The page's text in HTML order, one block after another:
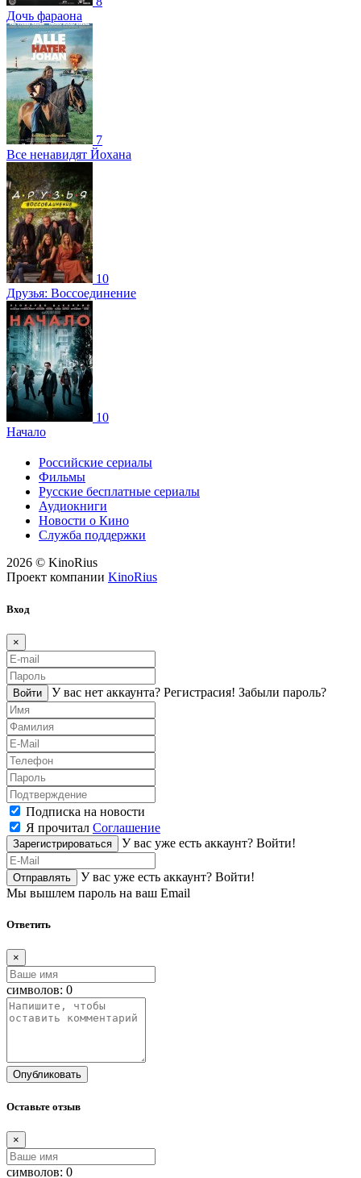
Дочь фараона
7
Все ненавидят Йохана
10
Друзья: Воссоединение
10
Начало
Российские сериалы
Фильмы
Русские бесплатные сериалы
Аудиокниги
Новости о Кино
Служба поддержки
2026 © KinoRius
Проект компании KinoRius
Вход
×
Войти У вас нет аккаунта? Регистраcия! Забыли пароль?
Подписка на новости
Я прочитал Соглашение
Зарегистрироваться У вас уже есть аккаунт? Войти!
Отправлять У вас уже есть аккаунт? Войти!
Мы вышлем пароль на ваш Email
Ответить
×
символов: 0
Опубликовать
Оставьте отзыв
×
символов: 0